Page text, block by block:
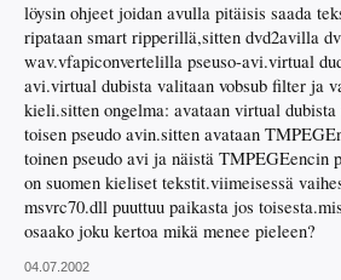
löysin ohjeet joidan avulla pitäisis saada
ripataan smart ripperillä,sitten dvd2avilla
wav.vfapiconvertelilla pseuso-avi.virtual
avi.virtual dubista valitaan vobsub filter ja
kieli.sitten ongelma: avataan virtual
toisen pseudo avin.sitten avataan
toinen pseudo avi ja näistä TMPEGEencin
on suomen kieliset tekstit.viimeisessä
msvrc70.dll puuttuu paikasta jos
osaako joku kertoa mikä menee pieleen?
04.07.2002